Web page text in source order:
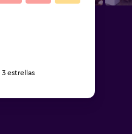
estrellas